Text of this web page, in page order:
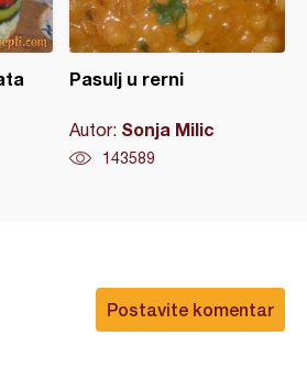
Pasulj u rerni
Autor: Sonja Milic
143589
Postavite komentar